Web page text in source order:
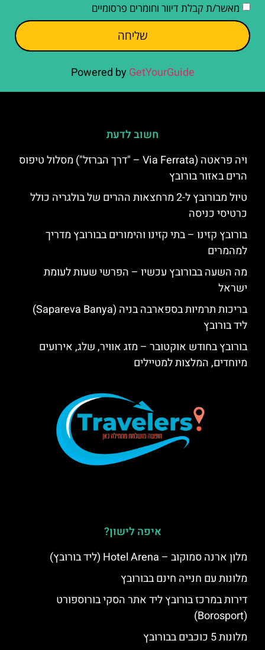
מאשר/ת קבלת דיוור וחומרים פרסומיים
שליחה
Powered by GetYourGuide
חשוב לדעת
ויה פראטה (Via Ferrata – "דרך הברזל") מסלול טיפוס
הרים באזור בורובץ
טיול מבורובץ ל-2 מרחצאות ההרים של בולגריה כולל
כרטיסי כניסה
בורובץ קזינו – בתי קזינו והימורים בבורובץ מדריך
למהמרים
מה השעה בבורובץ עכשיו – הפרשי שעות לעומת
ישראל
בריכות תרמיות בספארבה בניה (Sapareva Banya)
ליד בורובץ
בורובץ בחודש אוקטובר – מזג אוויר, שלג, אירועים
מיוחדים, המלצות למטיילים
איפה לישון?
מלון ארנה סמוקוב – Hotel Arena (ליד בורובץ)
מלונות עם חנייה חינם בבורובץ
דירות במרכז בורובץ ליד אתר הסקי בורוספורט
(Borosport)
מלונות 5 כוכבים בבורובץ